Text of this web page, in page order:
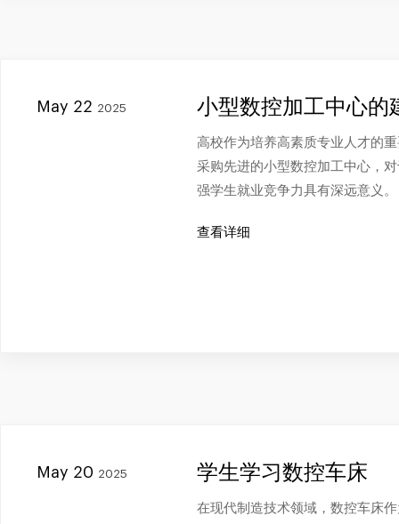
May 22 2025 小型数控加工中心的
高校作为培养高素质专业人才的
采购先进的小型数控加工中心，
强学生就业竞争力具有深远意义。
查看详细
May 20 2025 学生学习数控车床
在现代制造技术领域，数控车床